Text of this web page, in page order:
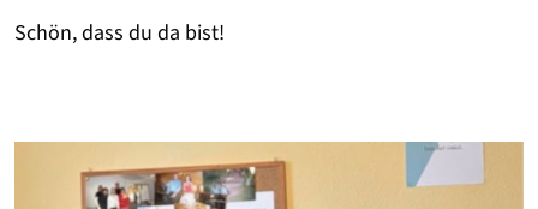
Schön, dass du da bist!